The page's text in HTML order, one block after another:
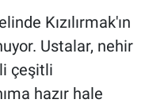
Kızılırmak'ın
Ustalar, nehir
çeşitli
hazır hale